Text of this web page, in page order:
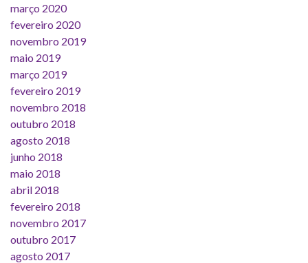
março 2020
fevereiro 2020
novembro 2019
maio 2019
março 2019
fevereiro 2019
novembro 2018
outubro 2018
agosto 2018
junho 2018
maio 2018
abril 2018
fevereiro 2018
novembro 2017
outubro 2017
agosto 2017